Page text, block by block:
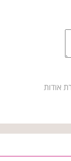
אודות